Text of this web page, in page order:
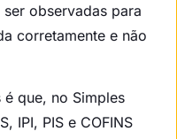
observadas para
corretamente e não
que, no Simples
IPI, PIS e COFINS